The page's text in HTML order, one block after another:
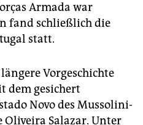
Armada war
fand schließlich die
statt.
Vorgeschichte
dem gesichert
Novo des Mussolini-
Oliveira Salazar. Unter